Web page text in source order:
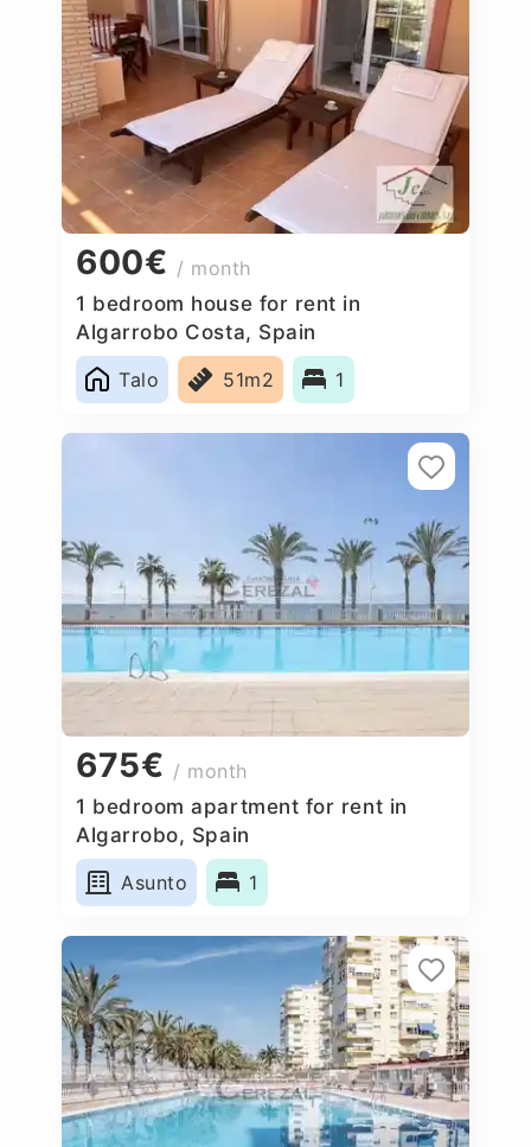
600€ / month
1 bedroom house for rent in
Algarrobo Costa, Spain
Talo
51m2 1
675€ / month
1 bedroom apartment for rent in
Algarrobo, Spain
Asunto
1